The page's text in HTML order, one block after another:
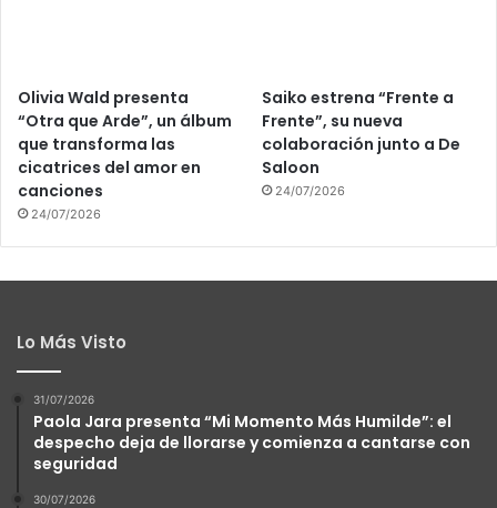
Olivia Wald presenta
“Otra que Arde”, un álbum
que transforma las
cicatrices del amor en
canciones
24/07/2026
Saiko estrena “Frente a
Frente”, su nueva
colaboración junto a De
Saloon
24/07/2026
Lo Más Visto
31/07/2026
Paola Jara presenta “Mi Momento Más Humilde”: el
despecho deja de llorarse y comienza a cantarse con
seguridad
30/07/2026